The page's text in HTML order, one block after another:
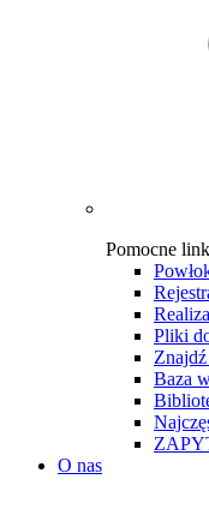
Pomocne
Pliki
Baza
O nas